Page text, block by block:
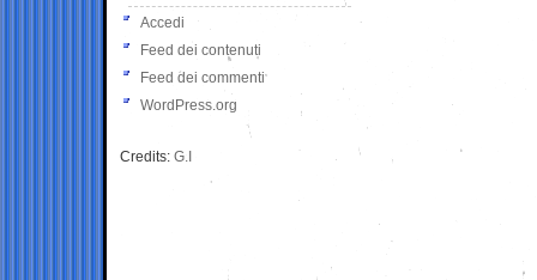
Accedi
Feed dei contenuti
Feed dei commenti
WordPress.org
Credits: G.I